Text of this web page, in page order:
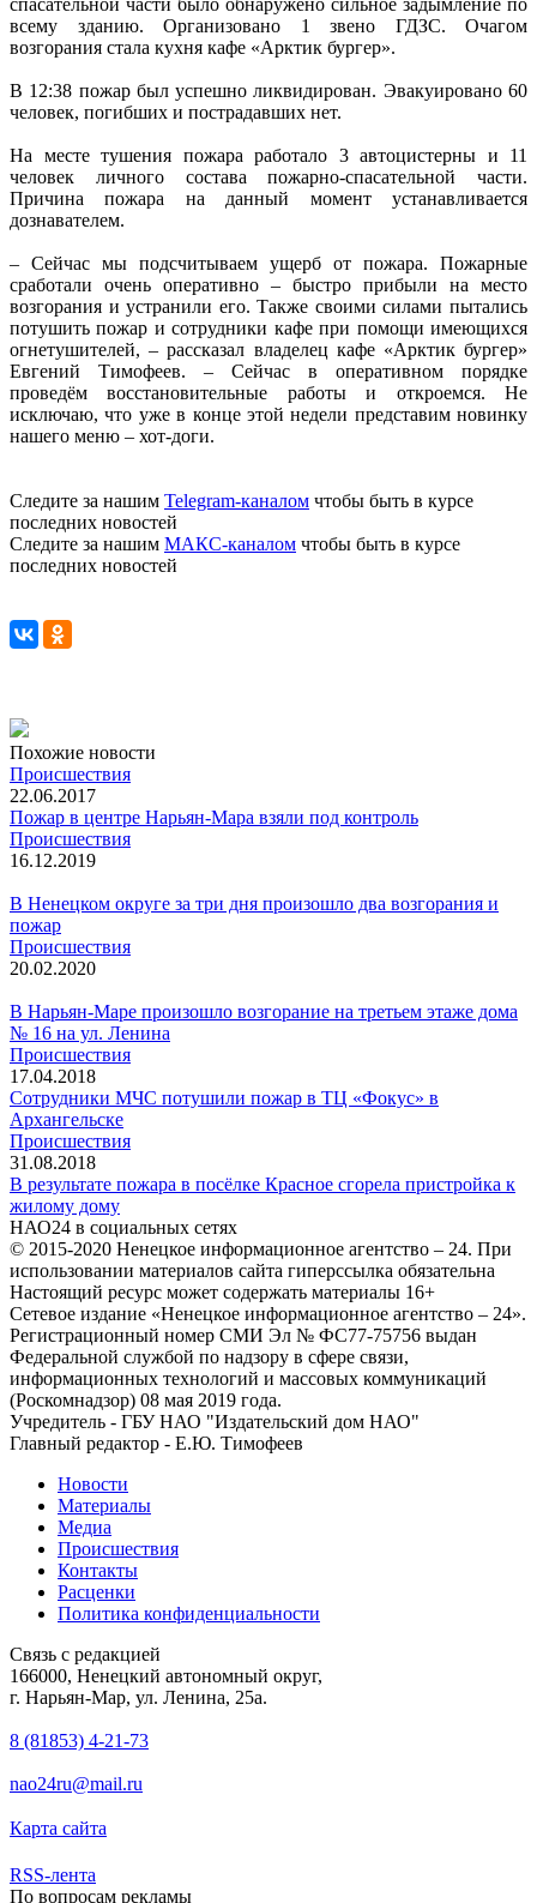
всему зданию. Организовано 1 звено ГДЗС. Очагом
возгорания стала кухня кафе «Арктик бургер».
В 12:38 пожар был успешно ликвидирован. Эвакуировано 60
человек, погибших и пострадавших нет.
На месте тушения пожара работало 3 автоцистерны и 11
человек личного состава пожарно-спасательной части.
Причина пожара на данный момент устанавливается
дознавателем.
– Сейчас мы подсчитываем ущерб от пожара. Пожарные
сработали очень оперативно – быстро прибыли на место
возгорания и устранили его. Также своими силами пытались
потушить пожар и сотрудники кафе при помощи имеющихся
огнетушителей, – рассказал владелец кафе «Арктик бургер»
Евгений Тимофеев. – Сейчас в оперативном порядке
проведём восстановительные работы и откроемся. Не
исключаю, что уже в конце этой недели представим новинку
нашего меню – хот-доги.
Следите за нашим Telegram-каналом чтобы быть в курсе
последних новостей
Следите за нашим МАКС-каналом чтобы быть в курсе
последних новостей
Похожие новости
Происшествия
22.06.2017
Пожар в центре Нарьян-Мара взяли под контроль
Происшествия
16.12.2019
В Ненецком округе за три дня произошло два возгорания и
пожар
Происшествия
20.02.2020
В Нарьян-Маре произошло возгорание на третьем этаже дома
№ 16 на ул. Ленина
Происшествия
17.04.2018
Сотрудники МЧС потушили пожар в ТЦ «Фокус» в
Архангельске
Происшествия
31.08.2018
В результате пожара в посёлке Красное сгорела пристройка к
жилому дому
НАО24 в социальных сетях
© 2015-2020 Ненецкое информационное агентство – 24. При
использовании материалов сайта гиперссылка обязательна
Настоящий ресурс может содержать материалы 16+
Сетевое издание «Ненецкое информационное агентство – 24».
Регистрационный номер СМИ Эл № ФС77-75756 выдан
Федеральной службой по надзору в сфере связи,
информационных технологий и массовых коммуникаций
(Роскомнадзор) 08 мая 2019 года.
Учредитель - ГБУ НАО "Издательский дом НАО"
Главный редактор - Е.Ю. Тимофеев
Новости
Материалы
Медиа
Происшествия
Контакты
Расценки
Политика конфиденциальности
Связь с редакцией
166000, Ненецкий автономный округ,
г. Нарьян-Мар, ул. Ленина, 25а.
8 (81853) 4-21-73
nao24ru@mail.ru
Карта сайта
RSS-лента
По вопросам рекламы